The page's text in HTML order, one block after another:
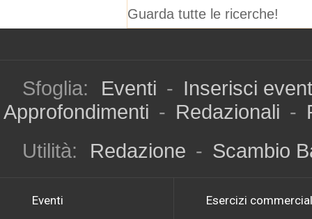
Guarda tutte le ricerche!
Sfoglia: Eventi - Inserisci
Approfondimenti - Redazionali -
Utilità:
Redazione - Scambio
Eventi Esercizi